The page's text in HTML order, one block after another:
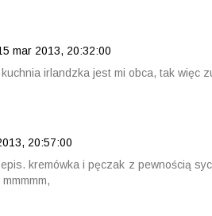
mar 2013, 20:32:00
irlandzka jest mi obca, tak więc
20:57:00
kremówka i pęczak z pewnością